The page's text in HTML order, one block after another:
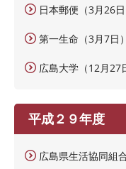
日本郵便（3月26日
第一生命（3月7日）
広島大学（12月27
平成２９年度
広島県生活協同組